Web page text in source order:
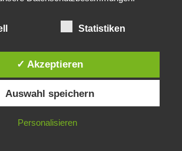
Brexit-Lüge (1/8 Teil)
2019
Cookies. Durch die weitere Nutzung dieser
Verwendung von Cookies zu.
IN ORDNUNG
Statistiken
✓ Akzeptieren
Auswahl speichern
Personalisieren